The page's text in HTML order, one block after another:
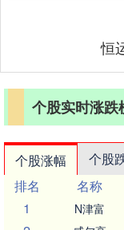
恒
个股实时涨跌
个股涨幅 个股
排名
名称
1
N津富